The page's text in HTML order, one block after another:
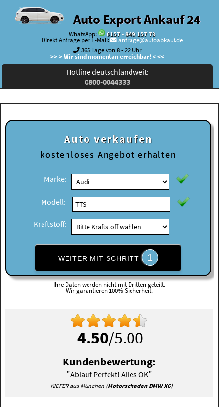
Auto Export Ankauf 24
WhatsApp:
0157 - 849 157 78
Direkt Anfrage per E-Mail:
anfrage@autoabkauf.de
365 Tage von 8 - 22 Uhr
>> > Wir sind momentan erreichbar! < <<
Hotline deutschlandweit:
0800-0044333
Auto verkaufen
kostenloses Angebot erhalten
Marke:
Modell:
Kraftstoff:
WEITER MIT SCHRITT 1
Ihre Daten werden nicht mit Dritten geteilt.
Wir garantieren 100% Sicherheit.
4.50/5.00
Kundenbewertung:
"Ablauf Perfekt! Alles OK"
KIEFER aus München (Motorschaden BMW X6)